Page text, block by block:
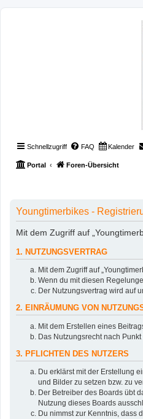
Schnellzugriff FAQ Kalender
Portal Foren-Übersicht
Youngtimerbikes -
Mit dem Zugriff auf
1. NUTZUNGSVERTRAG
Mit dem Zugriff auf
Wenn du mit diesen
Der Nutzungsvertrag wird auf
2. EINRÄUMUNG VON
Mit dem Erstellen eines
Das Nutzungsrecht nach
3. PFLICHTEN DES NUTZERS
Du erklärst mit der Erstellung
und Bilder zu setzen bzw. zu
Der Betreiber des Boards übt
Nutzung dieses Boards
Du nimmst zur Kenntnis, dass